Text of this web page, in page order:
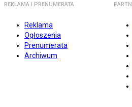
REKLAMA I PRENUMERATA
Reklama
Ogłoszenia
Prenumerata
Archiwum